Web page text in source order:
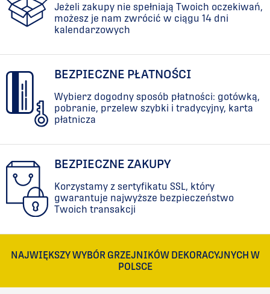
Jeżeli zakupy nie spełniają Twoich oczekiwań,
możesz je nam zwrócić w ciągu 14 dni
kalendarzowych
BEZPIECZNE PŁATNOŚCI
Wybierz dogodny sposób płatności: gotówką,
pobranie, przelew szybki i tradycyjny, karta
płatnicza
BEZPIECZNE ZAKUPY
Korzystamy z sertyfikatu SSL, który
gwarantuje najwyższe bezpieczeństwo
Twoich transakcji
NAJWIĘKSZY WYBÓR GRZEJNIKÓW DEKORACYJNYCH W
POLSCE